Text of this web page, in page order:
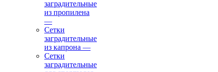
заградительные
из пропилена
—
Сетки
заградительные
из капрона —
Сетки
заградительные